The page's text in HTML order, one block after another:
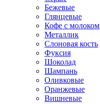
Бежевые
Глянцевые
Кофе с молоком
Металлик
Слоновая кость
Фуксия
Шоколад
Шампань
Оливковые
Оранжевые
Вишневые